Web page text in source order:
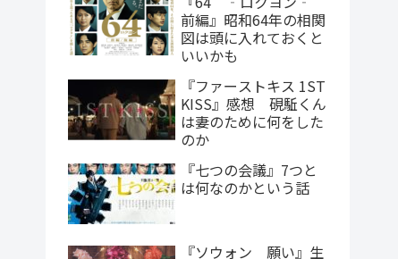
前編』昭和64年の相関
図は頭に入れておくと
いいかも
『ファーストキス 1ST
KISS』感想 硯駈くん
は妻のために何をした
のか
『七つの会議』7つと
は何なのかという話
『ソウォン 願い』生